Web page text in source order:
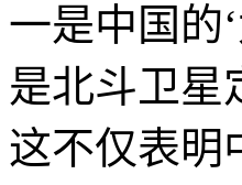
一是中国的
是北斗卫星
这不仅表明